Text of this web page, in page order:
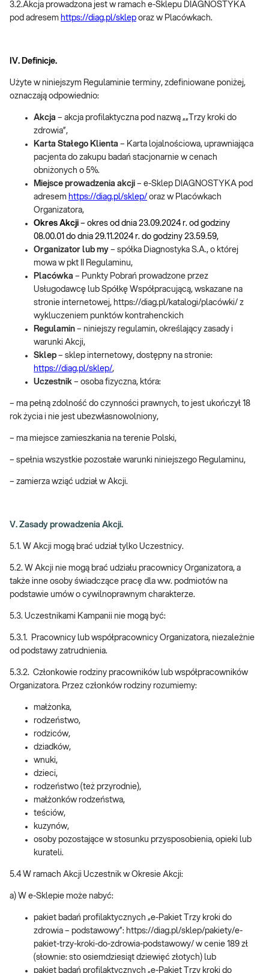
3.2.Akcja prowadzona jest w ramach e-Sklepu DIAGNOSTYKA
pod adresem https://diag.pl/sklep oraz w Placówkach.
IV. Definicje.
Użyte w niniejszym Regulaminie terminy, zdefiniowane poniżej,
oznaczają odpowiednio:
Akcja – akcja profilaktyczna pod nazwą „„Trzy kroki do
zdrowia”,
Karta Stałego Klienta – Karta lojalnościowa, uprawniająca
pacjenta do zakupu badań stacjonarnie w cenach
obniżonych o 5%.
Miejsce prowadzenia akcji – e-Sklep DIAGNOSTYKA pod
adresem https://diag.pl/sklep/ oraz w Placówkach
Organizatora,
Okres Akcji – okres od dnia 23.09.2024 r. od godziny
08.00.01 do dnia 29.11.2024 r. do godziny 23.59.59,
Organizator lub my – spółka Diagnostyka S.A., o której
mowa w pkt II Regulaminu,
Placówka – Punkty Pobrań prowadzone przez
Usługodawcę lub Spółkę Współpracującą, wskazane na
stronie internetowej, https://diag.pl/katalogi/placówki/ z
wykluczeniem punktów kontrahenckich
Regulamin – niniejszy regulamin, określający zasady i
warunki Akcji,
Sklep – sklep internetowy, dostępny na stronie:
https://diag.pl/sklep/,
Uczestnik – osoba fizyczna, która:
– ma pełną zdolność do czynności prawnych, to jest ukończył 18
rok życia i nie jest ubezwłasnowolniony,
– ma miejsce zamieszkania na terenie Polski,
– spełnia wszystkie pozostałe warunki niniejszego Regulaminu,
– zamierza wziąć udział w Akcji.
V. Zasady prowadzenia Akcji.
5.1. W Akcji mogą brać udział tylko Uczestnicy.
5.2. W Akcji nie mogą brać udziału pracownicy Organizatora, a
także inne osoby świadczące pracę dla ww. podmiotów na
podstawie umów o cywilnoprawnym charakterze.
5.3. Uczestnikami Kampanii nie mogą być:
5.3.1. Pracownicy lub współpracownicy Organizatora, niezależnie
od podstawy zatrudnienia.
5.3.2. Członkowie rodziny pracowników lub współpracowników
Organizatora. Przez członków rodziny rozumiemy:
małżonka,
rodzeństwo,
rodziców,
dziadków,
wnuki,
dzieci,
rodzeństwo (też przyrodnie),
małżonków rodzeństwa,
teściów,
kuzynów,
osoby pozostające w stosunku przysposobienia, opieki lub
kurateli.
5.4 W ramach Akcji Uczestnik w Okresie Akcji:
a) W e-Sklepie może nabyć:
pakiet badań profilaktycznych „e-Pakiet Trzy kroki do
zdrowia – podstawowy”: https://diag.pl/sklep/pakiety/e-
pakiet-trzy-kroki-do-zdrowia-podstawowy/ w cenie 189 zł
(słownie: sto osiemdziesiąt dziewięć złotych) lub
pakiet badań profilaktycznych „e-Pakiet Trzy kroki do